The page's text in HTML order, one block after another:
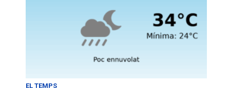
EL TEMPS